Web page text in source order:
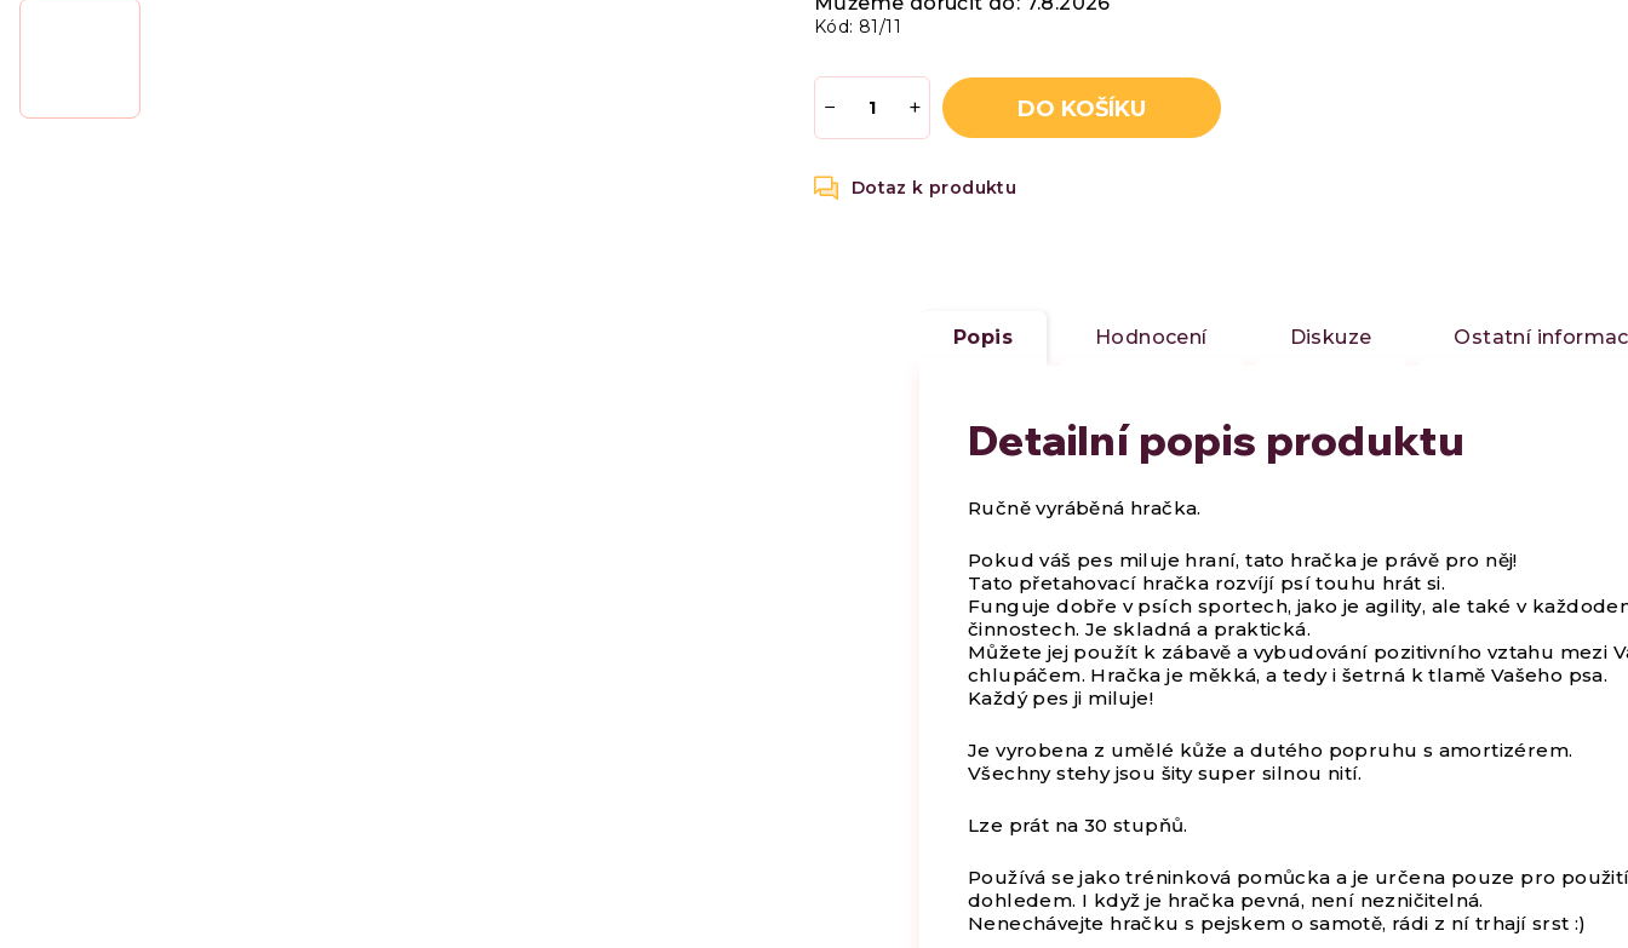
Kód: 81/11
+
− DO KOŠÍKU
Popis Hodnocení Diskuze Ostatní
Detailní popis produktu
Ručně vyráběná hračka.
Pokud váš pes miluje hraní, tato hračka je právě pro něj!
Tato přetahovací hračka rozvíjí psí touhu hrát si.
Funguje dobře v psích sportech, jako je agility, ale také v
činnostech. Je skladná a praktická.
Můžete jej použít k zábavě a vybudování pozitivního vztahu mezi
chlupáčem. Hračka je měkká, a tedy i šetrná k tlamě Vašeho psa.
Každý pes ji miluje!
Je vyrobena z umělé kůže a dutého popruhu s amortizérem.
Všechny stehy jsou šity super silnou nití.
Lze prát na 30 stupňů.
Používá se jako tréninková pomůcka a je určena pouze pro
dohledem. I když je hračka pevná, není nezničitelná.
Nenechávejte hračku s pejskem o samotě, rádi z ní trhají srst :)